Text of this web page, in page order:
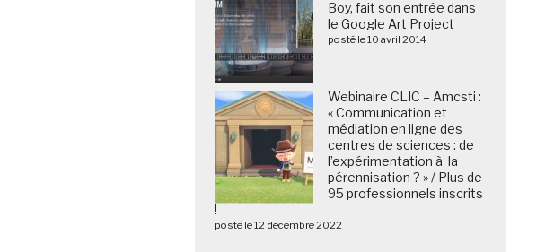
Boy, fait son entrée dans
le Google Art Project
posté le 10 avril 2014
Webinaire CLIC – Amcsti :
« Communication et
médiation en ligne des
centres de sciences : de
l’expérimentation à la
pérennisation ? » / Plus de
95 professionnels inscrits
!
posté le 12 décembre 2022